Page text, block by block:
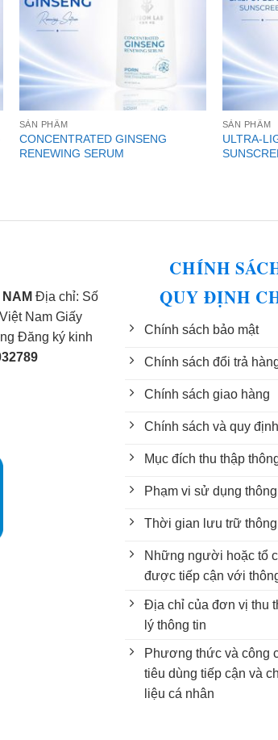
SẢN PHẨM
CONCENTRATED GINSENG
RENEWING SERUM
SẢN PHẨM
ULTRA-
Địa chỉ: Số
Nam Giấy
Đăng ký kinh
CHÍNH
QUY ĐỊNH
Chính sách bảo mật
Chính sách đổi trả
Chính sách giao hàng
Chính sách và quy
Mục đích thu thập
Phạm vi sử dụng
Thời gian lưu trữ
Những người hoặc tổ
được tiếp cận với
Địa chỉ của đơn vị thu
lý thông tin
Phương thức và công
tiêu dùng tiếp cận và
liệu cá nhân